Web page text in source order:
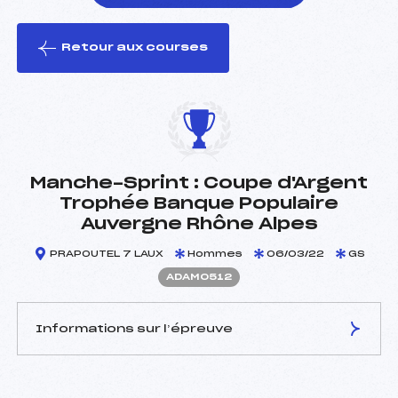
le ski
Retour aux courses
Manche-Sprint : Coupe d'Argent
Trophée Banque Populaire
Auvergne Rhône Alpes
PRAPOUTEL 7 LAUX Hommes 06/03/22 GS
ADAM0512
Informations sur l’épreuve